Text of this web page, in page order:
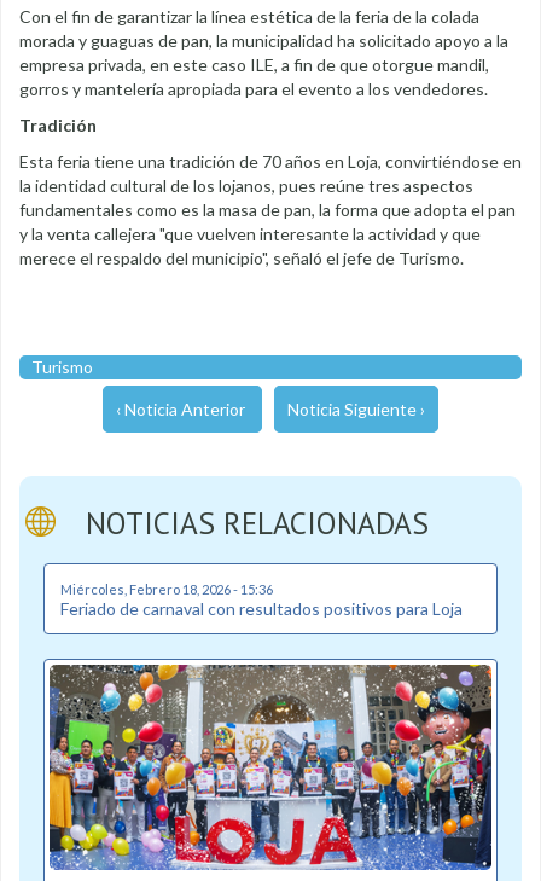
Con el fin de garantizar la línea estética de la feria de la colada
morada y guaguas de pan, la municipalidad ha solicitado apoyo a la
empresa privada, en este caso ILE, a fin de que otorgue mandil,
gorros y mantelería apropiada para el evento a los vendedores.
Tradición
Esta feria tiene una tradición de 70 años en Loja, convirtiéndose en
la identidad cultural de los lojanos, pues reúne tres aspectos
fundamentales como es la masa de pan, la forma que adopta el pan
y la venta callejera "que vuelven interesante la actividad y que
merece el respaldo del municipio", señaló el jefe de Turismo.
Turismo
‹ Noticia Anterior Noticia Siguiente ›
NOTICIAS RELACIONADAS
Miércoles, Febrero 18, 2026 - 15:36
Feriado de carnaval con resultados positivos para Loja